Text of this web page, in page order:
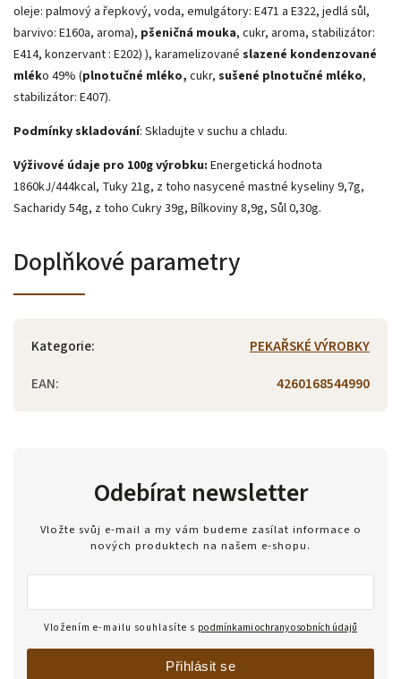
oleje: palmový a řepkový, voda, emulgátory: E471 a E322, jedlá sůl,
barvivo: E160a, aroma), pšeničná mouka, cukr, aroma, stabilizátor:
E414, konzervant : E202) ), karamelizované slazené kondenzované
mléko 49% (plnotučné mléko, cukr, sušené plnotučné mléko,
stabilizátor: E407).
Podmínky skladování: Skladujte v suchu a chladu.
Výživové údaje pro 100g výrobku: Energetická hodnota
1860kJ/444kcal, Tuky 21g, z toho nasycené mastné kyseliny 9,7g,
Sacharidy 54g, z toho Cukry 39g, Bílkoviny 8,9g, Sůl 0,30g.
Doplňkové parametry
Kategorie:
PEKAŘSKÉ VÝROBKY
EAN: 4260168544990
Odebírat newsletter
Vložte svůj e-mail a my vám budeme zasílat informace o
nových produktech na našem e-shopu.
Vložením e-mailu souhlasíte s podmínkami ochrany osobních údajů
Přihlásit se